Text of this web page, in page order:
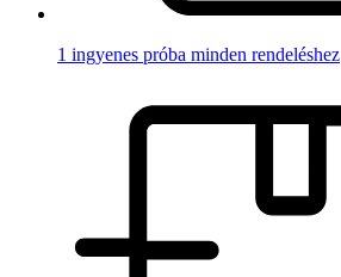
1 ingyenes próba minden rendeléshez